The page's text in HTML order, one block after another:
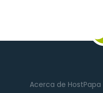
Acerca de HostPapa